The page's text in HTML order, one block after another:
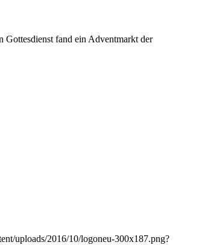
Gottesdienst fand ein Adventmarkt der
uploads/2016/10/logoneu-300x187.png?